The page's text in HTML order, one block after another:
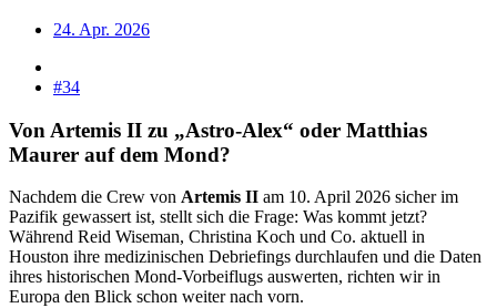
24. Apr. 2026
#34
Von Artemis II zu „Astro-Alex“ oder Matthias
Maurer auf dem Mond?​
Nachdem die Crew von Artemis II am 10. April 2026 sicher im
Pazifik gewassert ist, stellt sich die Frage: Was kommt jetzt?
Während Reid Wiseman, Christina Koch und Co. aktuell in
Houston ihre medizinischen Debriefings durchlaufen und die Daten
ihres historischen Mond-Vorbeiflugs auswerten, richten wir in
Europa den Blick schon weiter nach vorn.